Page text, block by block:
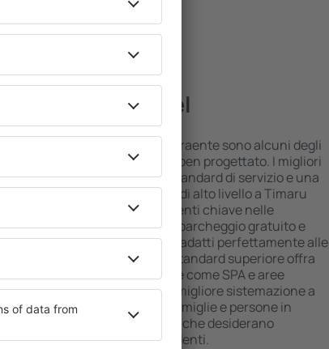
– i migliori hotel
di servizi e una posizione attraente sono alcuni degli
chiave di un hotel all inclusive ben progettato. I migliori
garantiscono il più alto standard di servizio e una
servizi per gli ospiti. Gli alloggi di alto livello a Timaru
migliore posizione e i divertimenti chiave nelle
Gli ospiti possono utilizzare il parcheggio gratuito e
camera o una suite che si adatti perfettamente alle
È probabile che l'hotel di standard superiore offra
delle aree benessere come SPA e aree
attività per bambini. La migliore sistemazione a
scelta perfetta per coppie, famiglie e persone in
così come per le aziende che desiderano
workshop per i propri dipendenti.